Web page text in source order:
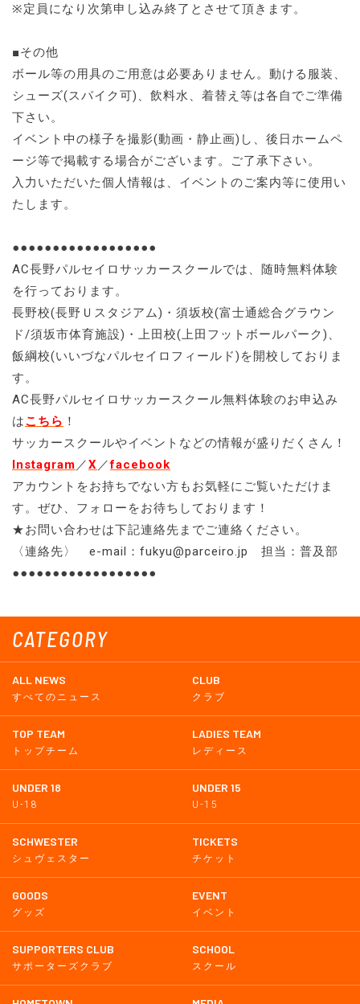
CATEGORY
ALL NEWS
すべてのニュース
CLUB
クラブ
TOP TEAM
トップチーム
LADIES TEAM
レディース
UNDER 18
U-18
UNDER 15
U-15
SCHWESTER
シュヴェスター
TICKETS
チケット
GOODS
グッズ
EVENT
イベント
SUPPORTERS CLUB
サポーターズクラブ
SCHOOL
スクール
※定員になり次第申し込み終了とさせて頂きます。
■その他
ボール等の用具のご用意は必要ありません。動ける服装、
シューズ(スパイク可)、飲料水、着替え等は各自でご準備
下さい。
イベント中の様子を撮影(動画・静止画)し、後日ホームペ
ージ等で掲載する場合がございます。ご了承下さい。
入力いただいた個人情報は、イベントのご案内等に使用い
たします。
●●●●●●●●●●●●●●●●●●
AC長野パルセイロサッカースクールでは、随時無料体験
を行っております。
長野校(長野Ｕスタジアム)・須坂校(富士通総合グラウン
ド/須坂市体育施設)・上田校(上田フットボールパーク)、
飯綱校(いいづなパルセイロフィールド)を開校しておりま
す。
AC長野パルセイロサッカースクール無料体験のお申込み
はこちら ！
サッカースクールやイベントなどの情報が盛りだくさん！
Instagram／X／facebook
アカウントをお持ちでない方もお気軽にご覧いただけま
す。ぜひ、フォローをお待ちしております！
★お問い合わせは下記連絡先までご連絡ください。
〈連絡先〉 e-mail：fukyu@parceiro.jp 担当：普及部
●●●●●●●●●●●●●●●●●●